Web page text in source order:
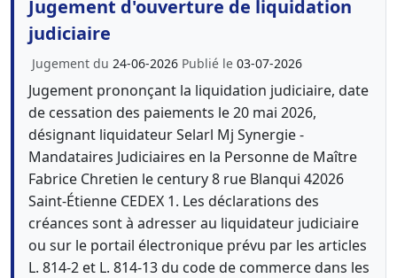
Jugement d'ouverture de liquidation
judiciaire
Jugement du 24-06-2026 Publié le 03-07-2026
Jugement prononçant la liquidation judiciaire, date
de cessation des paiements le 20 mai 2026,
désignant liquidateur Selarl Mj Synergie -
Mandataires Judiciaires en la Personne de Maître
Fabrice Chretien le century 8 rue Blanqui 42026
Saint-Étienne CEDEX 1. Les déclarations des
créances sont à adresser au liquidateur judiciaire
ou sur le portail électronique prévu par les articles
L. 814-2 et L. 814-13 du code de commerce dans les